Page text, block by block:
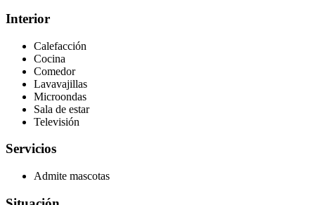
Interior
Calefacción
Cocina
Comedor
Lavavajillas
Microondas
Sala de estar
Televisión
Servicios
Admite mascotas